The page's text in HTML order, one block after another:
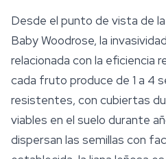
Desde el punto de vista de
Baby Woodrose, la
relacionada con la eficiencia
cada fruto produce de 1 a 4
resistentes, con cubiertas
viables en el suelo durante
dispersan las semillas con